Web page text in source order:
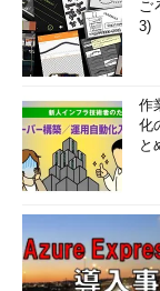
ご
3)
作
化
と